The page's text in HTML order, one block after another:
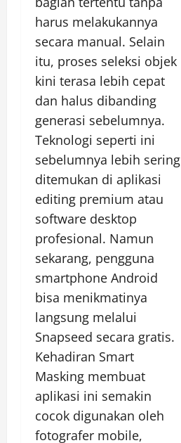
harus melakukannya
secara manual. Selain
itu, proses seleksi objek
kini terasa lebih cepat
dan halus dibanding
generasi sebelumnya.
Teknologi seperti ini
sebelumnya lebih sering
ditemukan di aplikasi
editing premium atau
software desktop
profesional. Namun
sekarang, pengguna
smartphone Android
bisa menikmatinya
langsung melalui
Snapseed secara gratis.
Kehadiran Smart
Masking membuat
aplikasi ini semakin
cocok digunakan oleh
fotografer mobile,